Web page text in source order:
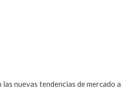
nuevas tendencias de mercado